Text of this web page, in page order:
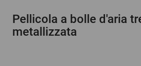
Pellicola a bolle d'aria
metallizzata